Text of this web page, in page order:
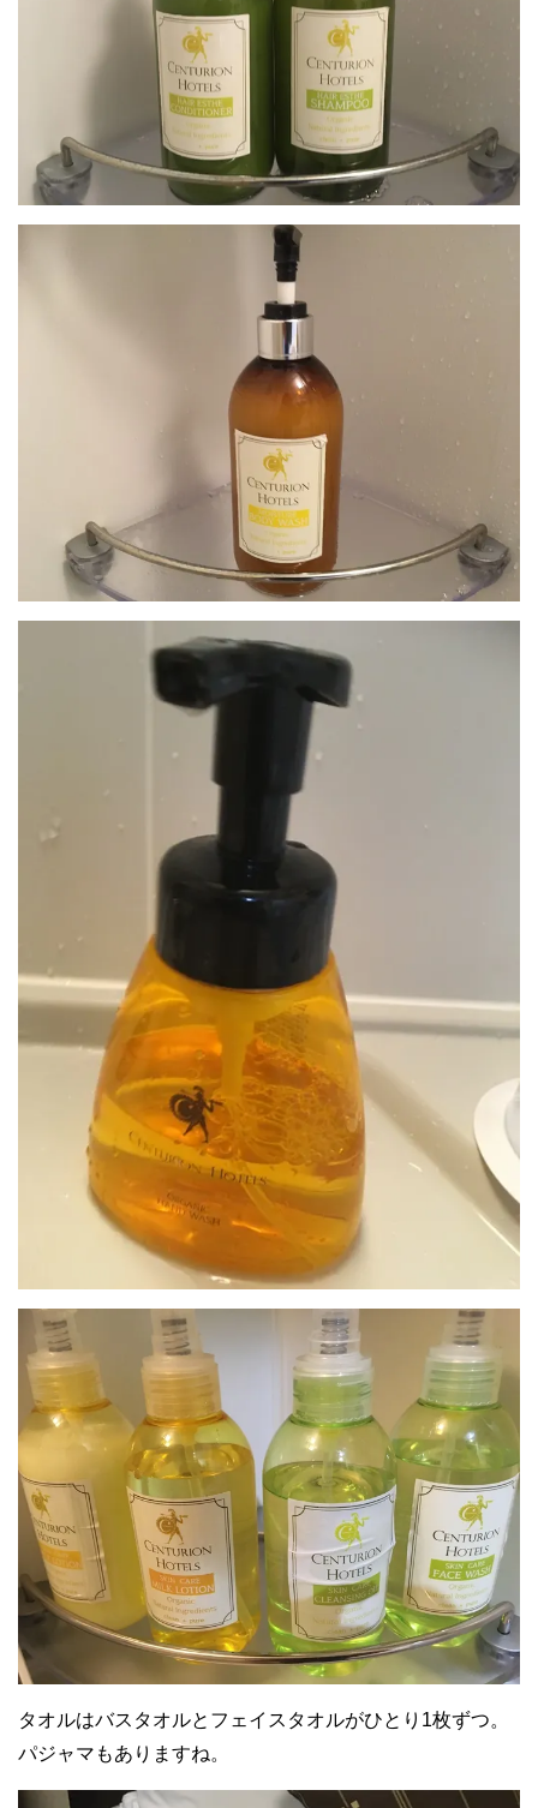
タオルはバスタオルとフェイスタオルがひとり1枚ずつ。
パジャマもありますね。